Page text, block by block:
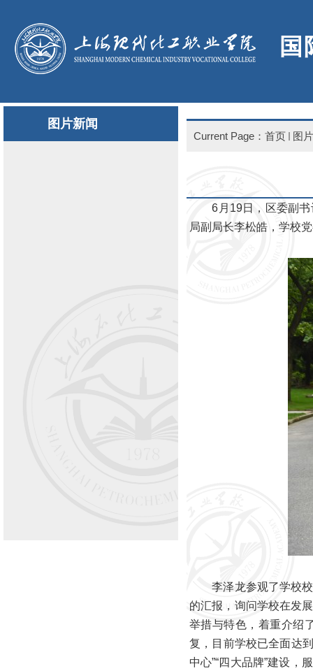
国
图片新闻
Current Page： 首页 图
6月19日，区委副书记
局副局长李松皓，学校
李泽龙参观了学校校
的汇报，询问学校在发
举措与特色，着重介绍
复，目前学校已全面达
中心”“四大品牌”建设